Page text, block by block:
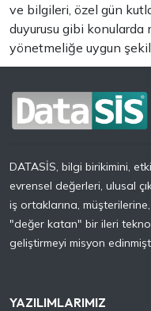
ve bilgileri, özel gün
duyurusu gibi konularda
yönetmeliğe uygun
DATASİS, bilgi birikimini,
evrensel değerleri, ulusal
iş ortaklarına,
"değer katan" bir ileri
geliştirmeyi misyon
YAZILIMLARIMIZ